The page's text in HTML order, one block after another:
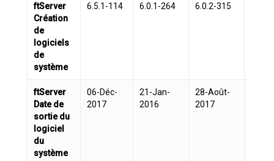
ftServer
Création
de
logiciels
de
système
6.5.1-114 6.0.1-264 6.0.2-315
ftServer
Date de
sortie du
logiciel
du
système
06-Déc-
2017
21-Jan-
2016
28-Août-
2017